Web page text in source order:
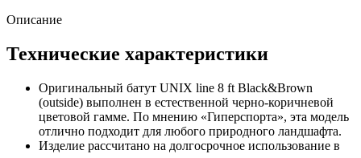
Описание
Технические характеристики
Оригинальный батут UNIX line 8 ft Black&Brown
(outside) выполнен в естественной черно-коричневой
цветовой гамме. По мнению «Гиперспорта», эта модель
отлично подходит для любого природного ландшафта.
Изделие рассчитано на долгосрочное использование в